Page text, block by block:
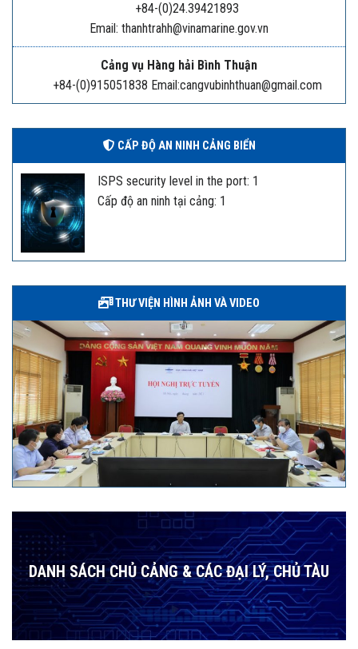
+84-(0)24.39421893
Email: thanhtrahh@vinamarine.gov.vn
Cảng vụ Hàng hải Bình Thuận
+84-(0)915051838 Email:cangvubinhthuan@gmail.com
CẤP ĐỘ AN NINH CẢNG BIỂN
ISPS security level in the port: 1
Cấp độ an ninh tại cảng: 1
THƯ VIỆN HÌNH ẢNH VÀ VIDEO
DANH SÁCH CHỦ CẢNG & CÁC ĐẠI LÝ, CHỦ TÀU